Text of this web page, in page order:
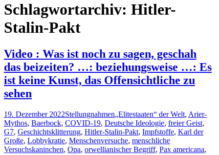
Schlagwortarchiv: Hitler-
Stalin-Pakt
Video : Was ist noch zu sagen, geschah
das beizeiten? …: beziehungsweise …: Es
ist keine Kunst, das Offensichtliche zu
sehen
19. Dezember 2022Stellungnahmen„Elitestaaten“ der Welt, Arier-
Mythos, Baerbock, COVID-19, Deutsche Ideologie, freier Geist,
G7, Geschichtsklitterung, Hitler-Stalin-Pakt, Impfstoffe, Karl der
Große, Lobbykratie, Menschenversuche, menschliche
Versuchskaninchen, Opa, orwellianischer Begriff, Pax americana,